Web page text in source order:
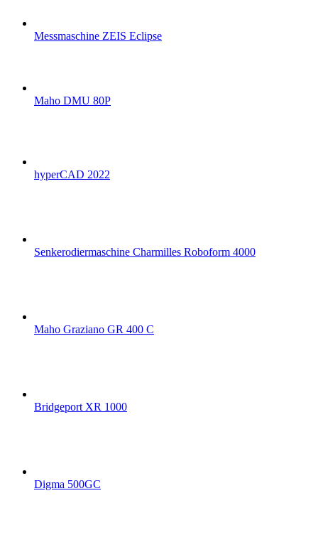
Messmaschine ZEIS Eclipse
Maho DMU 80P
hyperCAD 2022
Senkerodiermaschine Charmilles Roboform 4000
Maho Graziano GR 400 C
Bridgeport XR 1000
Digma 500GC